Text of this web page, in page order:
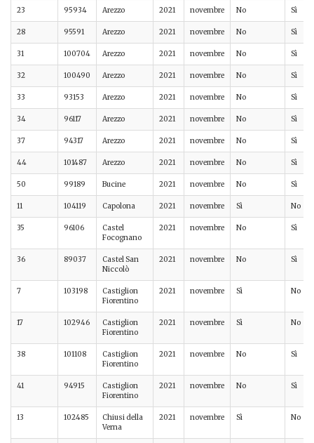
23 95934 Arezzo 2021 novembre No Sì
28 95591 Arezzo 2021 novembre No Sì
31 100704 Arezzo 2021 novembre No Sì
32 100490 Arezzo 2021 novembre No Sì
33 93153 Arezzo 2021 novembre No Sì
34 96117 Arezzo 2021 novembre No Sì
37 94317 Arezzo 2021 novembre No Sì
44 101487 Arezzo 2021 novembre No Sì
50 99189 Bucine 2021 novembre No Sì
11 104119 Capolona 2021 novembre Sì No
35 96106
Castel
Focognano
2021 novembre No Sì
36 89037
Castel San
Niccolò
2021 novembre No Sì
7 103198
Castiglion
Fiorentino
2021 novembre Sì No
17 102946
Castiglion
Fiorentino
2021 novembre Sì No
38 101108
Castiglion
Fiorentino
2021 novembre No Sì
41 94915
Castiglion
Fiorentino
2021 novembre No Sì
13 102485
Chiusi della
Verna
2021 novembre Sì No